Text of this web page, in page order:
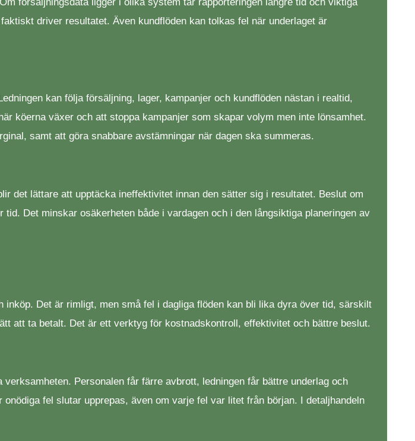
driver resultatet. Även kundflöden kan tolkas fel när underlaget är
kan följa försäljning, lager, kampanjer och kundflöden nästan i realtid,
köerna växer och att stoppa kampanjer som skapar volym men inte lönsamhet.
samt att göra snabbare avstämningar när dagen ska summeras.
det lättare att upptäcka ineffektivitet innan den sätter sig i resultatet. Beslut om
Det minskar osäkerheten både i vardagen och i den långsiktiga planeringen av
Det är rimligt, men små fel i dagliga flöden kan bli lika dyra över tid, särskilt
att ta betalt. Det är ett verktyg för kostnadskontroll, effektivitet och bättre beslut.
Personalen får färre avbrott, ledningen får bättre underlag och
fel slutar upprepas, även om varje fel var litet från början. I detaljhandeln